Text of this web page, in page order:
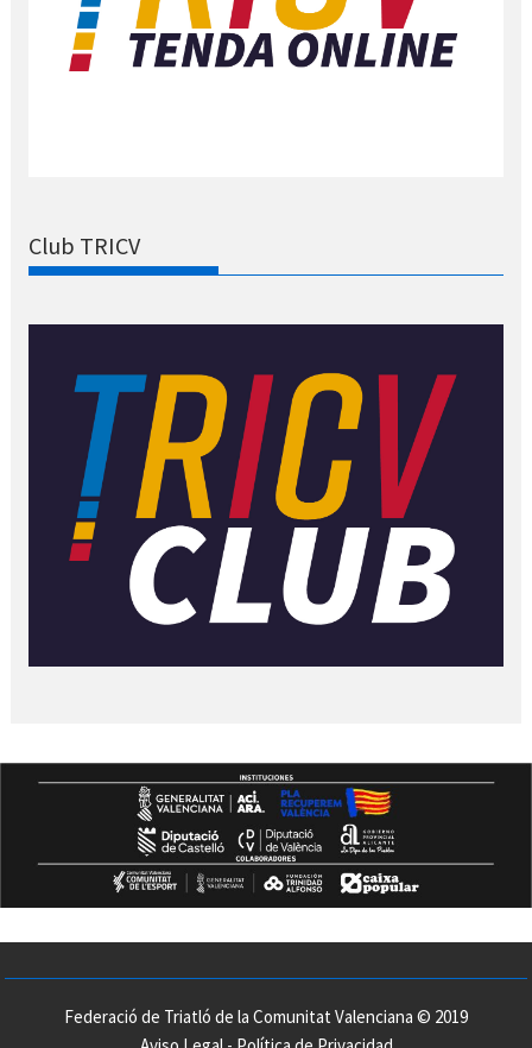
Club TRICV
Federació de Triatló de la Comunitat Valenciana © 2019